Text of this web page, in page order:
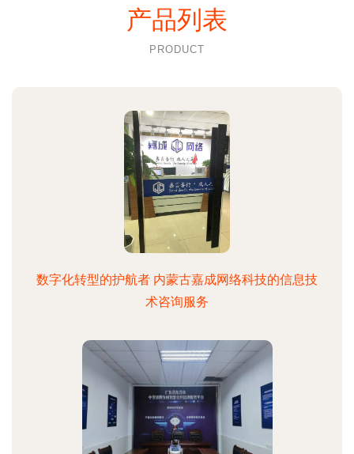
产品列表
PRODUCT
数字化转型的护航者 内蒙古嘉成网络科技的信息技
术咨询服务